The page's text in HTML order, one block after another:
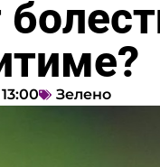
13:00 Зелено